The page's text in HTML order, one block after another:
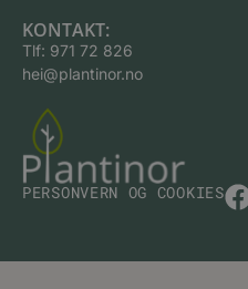
KONTAKT:
Tlf: 971 72 826
hei@plantinor.no
PERSONVERN OG COOKIES